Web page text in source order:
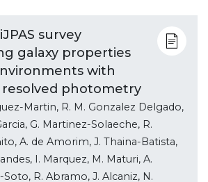
survey
galaxy properties
with
resolved photometry
Martin, R. M. Gonzalez Delgado,
G. Martinez-Solaeche, R.
A. de Amorim, J. Thaina-Batista,
I. Marquez, M. Maturi, A.
R. Abramo, J. Alcaniz, N.